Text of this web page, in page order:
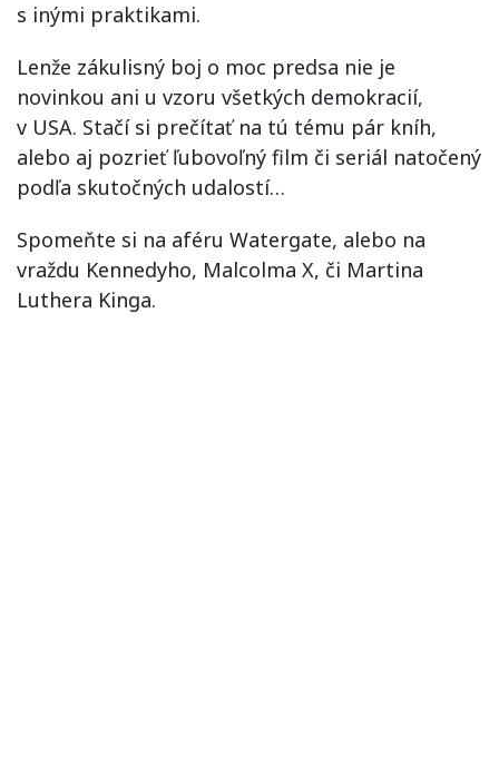
s inými praktikami.
Lenže zákulisný boj o moc predsa nie je
novinkou ani u vzoru všetkých demokracií,
v USA. Stačí si prečítať na tú tému pár kníh,
alebo aj pozrieť ľubovoľný film či seriál natočený
podľa skutočných udalostí…
Spomeňte si na aféru Watergate, alebo na
vraždu Kennedyho, Malcolma X, či Martina
Luthera Kinga.